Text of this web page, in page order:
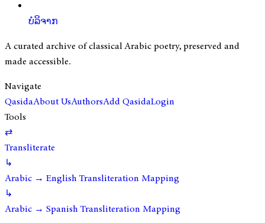
ບໍລິຈາກ
A curated archive of classical Arabic poetry, preserved and
made accessible.
Navigate
QasidaAbout UsAuthorsAdd QasidaLogin
Tools
⇄
Transliterate
↳
Arabic → English Transliteration Mapping
↳
Arabic → Spanish Transliteration Mapping